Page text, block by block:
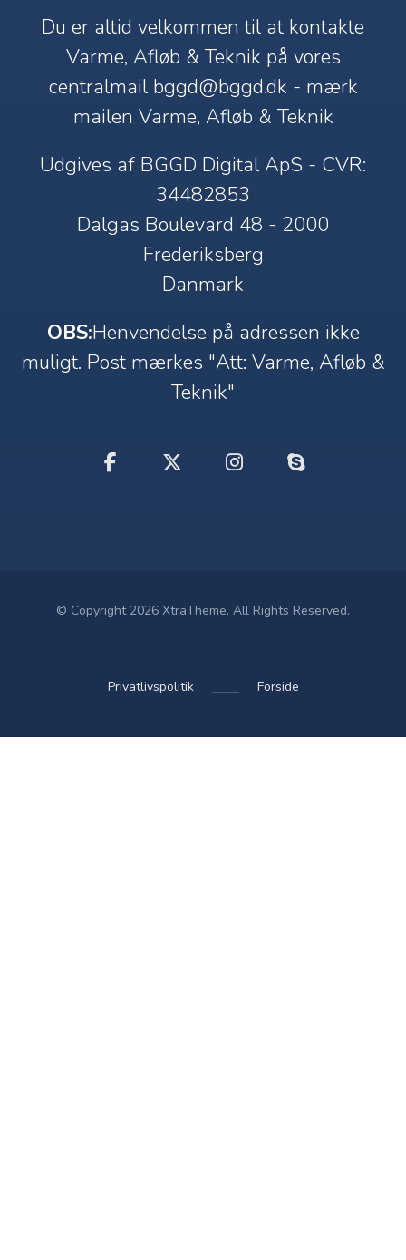
Du er altid velkommen til at kontakte
Varme, Afløb & Teknik på vores
centralmail bggd@bggd.dk - mærk
mailen Varme, Afløb & Teknik
Udgives af BGGD Digital ApS - CVR:
34482853
Dalgas Boulevard 48 - 2000
Frederiksberg
Danmark
OBS:Henvendelse på adressen ikke
muligt. Post mærkes "Att: Varme, Afløb &
Teknik"
© Copyright 2026 XtraTheme. All Rights Reserved.
Privatlivspolitik Forside